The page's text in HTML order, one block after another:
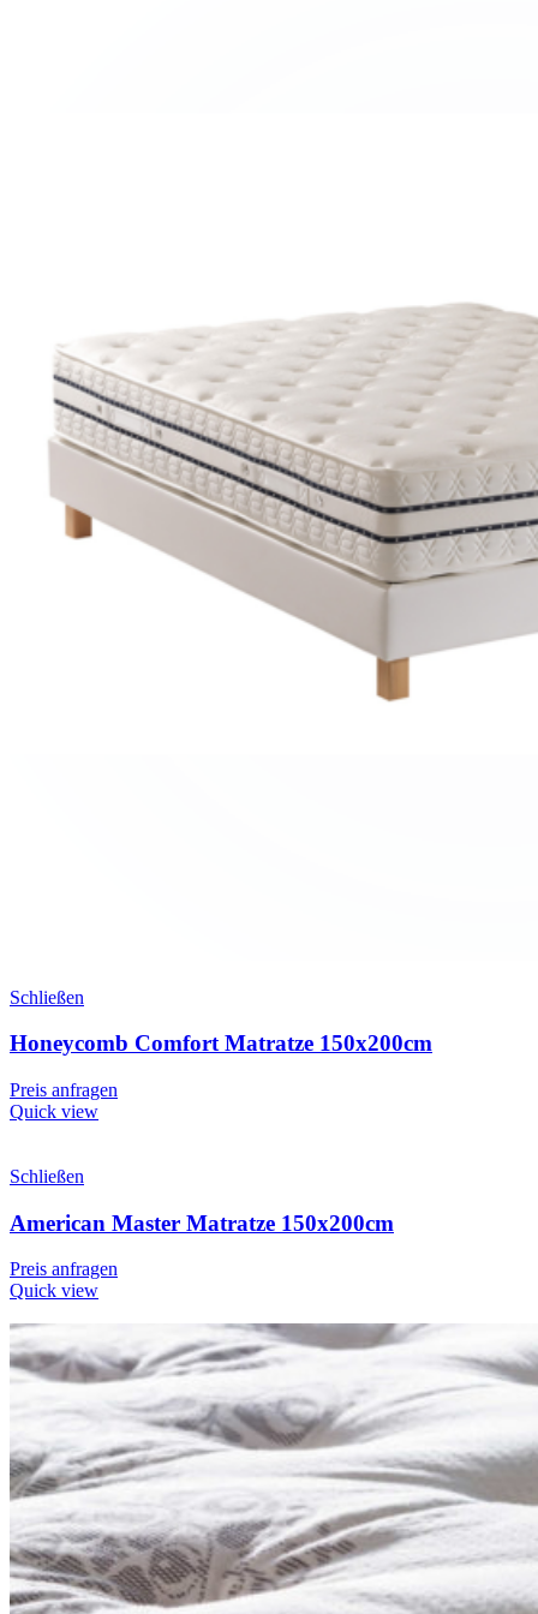
Schließen
Honeycomb Comfort Matratze 150x200cm
Preis anfragen
Quick view
Schließen
American Master Matratze 150x200cm
Preis anfragen
Quick view